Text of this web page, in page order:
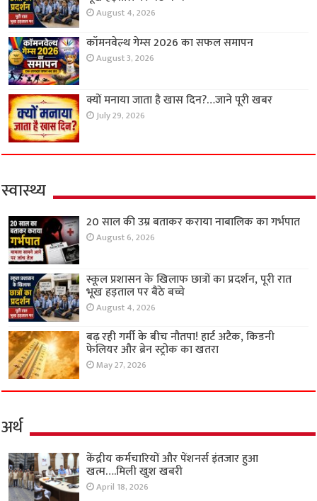
August 4, 2026
कॉमनवेल्थ गेम्स 2026 का सफल समापन
August 3, 2026
क्यों मनाया जाता है खास दिन?…जाने पूरी खबर
July 29, 2026
स्वास्थ्य
20 साल की उम्र बताकर कराया नाबालिक का गर्भपात
August 6, 2026
स्कूल प्रशासन के खिलाफ छात्रों का प्रदर्शन, पूरी रात
भूख हड़ताल पर बैठे बच्चे
August 4, 2026
बढ़ रही गर्मी के बीच नौतपा! हार्ट अटैक, किडनी
फेलियर और ब्रेन स्ट्रोक का खतरा
May 27, 2026
अर्थ
केंद्रीय कर्मचारियों और पेंशनर्स इंतजार हुआ
खत्म….मिली खुश खबरी
April 18, 2026